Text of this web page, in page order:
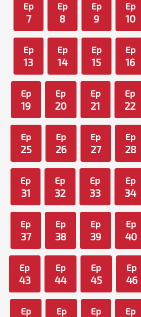
Ep
7
Ep
8
Ep
9
Ep
10
Ep
13
Ep
14
Ep
15
Ep
16
Ep
19
Ep
20
Ep
21
Ep
22
Ep
25
Ep
26
Ep
27
Ep
28
Ep
31
Ep
32
Ep
33
Ep
34
Ep
37
Ep
38
Ep
39
Ep
40
Ep
43
Ep
44
Ep
45
Ep
46
Ep Ep Ep Ep